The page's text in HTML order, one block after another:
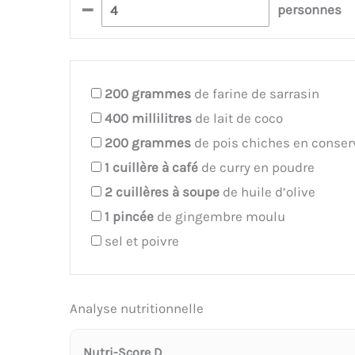
– personnes
200 grammes de farine de sarrasin
400 millilitres de lait de coco
200 grammes de pois chiches en
1 cuillère à café de curry en poudre
2 cuillères à soupe de huile d’olive
1 pincée de gingembre moulu
sel et poivre
Analyse nutritionnelle
Nutri-Score D